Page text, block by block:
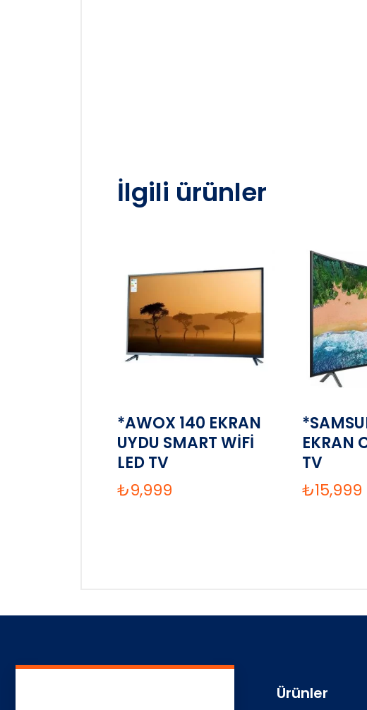
İlgili ürünler
*AWOX 140 EKRAN
UYDU SMART WİFİ
LED TV
₺9,999
EKRAN
TV
₺15,999
Ürünler